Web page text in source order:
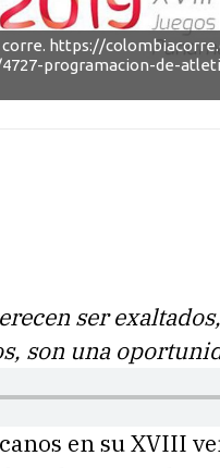
corre. https://
programacion-de-
ser
son una
en su XVIII